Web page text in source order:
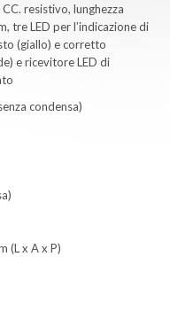
resistivo, lunghezza
tre LED per l’indicazione di
(giallo) e corretto
e ricevitore LED di
condensa)
(L x A x P)